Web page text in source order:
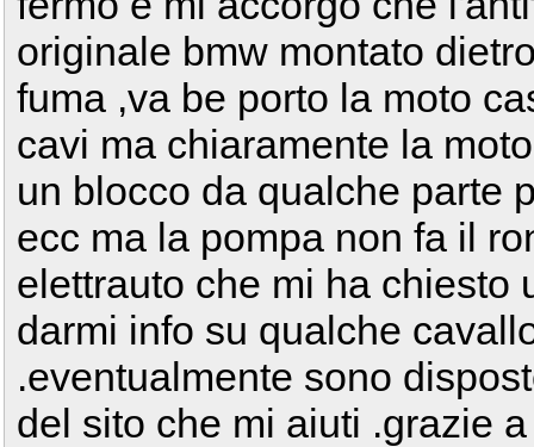
originale bmw montato
fuma ,va be porto la moto
cavi ma chiaramente la
un blocco da qualche parte
ecc ma la pompa non fa il
elettrauto che mi ha chiesto
darmi info su qualche
.eventualmente sono
del sito che mi aiuti .grazie